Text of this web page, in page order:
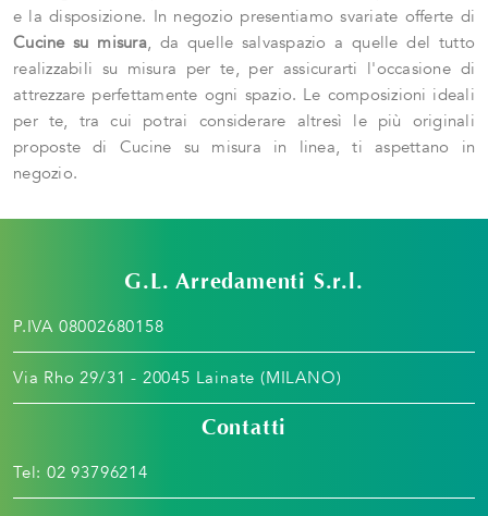
e la disposizione. In negozio presentiamo svariate offerte di
Cucine su misura, da quelle salvaspazio a quelle del tutto
realizzabili su misura per te, per assicurarti l'occasione di
attrezzare perfettamente ogni spazio. Le composizioni ideali
per te, tra cui potrai considerare altresì le più originali
proposte di Cucine su misura in linea, ti aspettano in
negozio.
G.L. Arredamenti S.r.l.
P.IVA 08002680158
Via Rho 29/31 - 20045 Lainate (MILANO)
Contatti
Tel: 02 93796214